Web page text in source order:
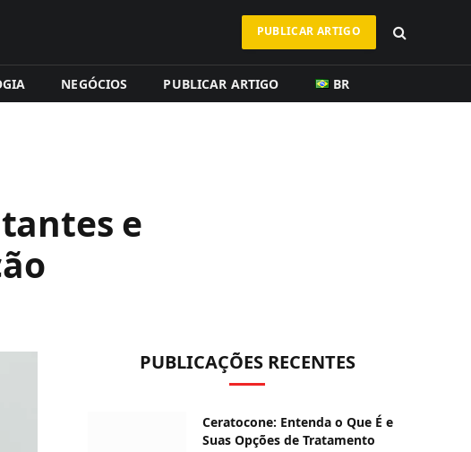
PUBLICAR ARTIGO
NEGÓCIOS PUBLICAR ARTIGO BR
e
PUBLICAÇÕES RECENTES
Ceratocone: Entenda o Que É e
Suas Opções de Tratamento